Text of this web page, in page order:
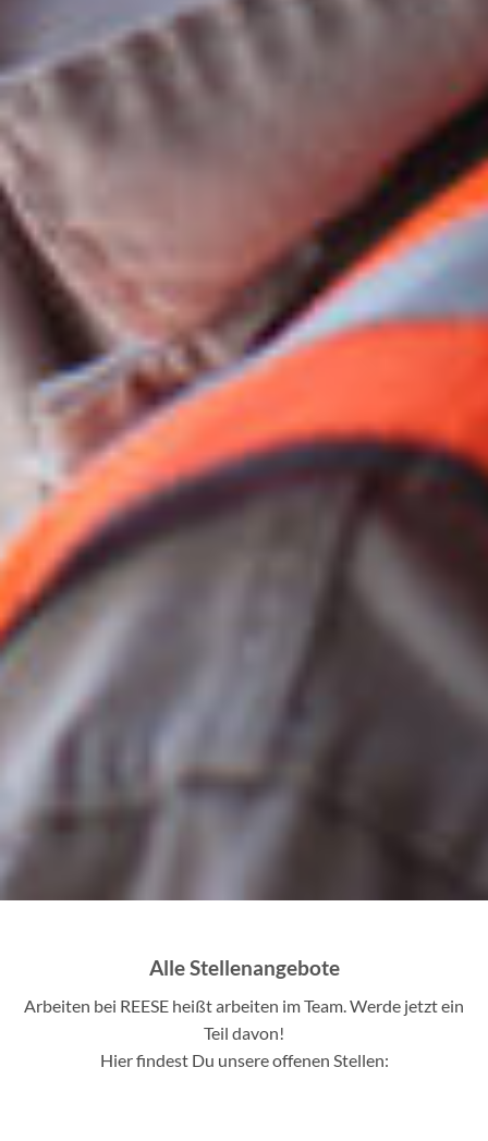
Alle Stellenangebote
Arbeiten bei REESE heißt arbeiten im Team. Werde jetzt ein
Teil davon!
Hier findest Du unsere offenen Stellen: